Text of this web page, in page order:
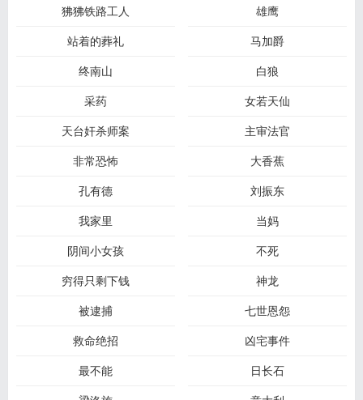
狒狒铁路工人
雄鹰
站着的葬礼
马加爵
终南山
白狼
采药
女若天仙
天台奸杀师案
主审法官
非常恐怖
大香蕉
孔有德
刘振东
我家里
当妈
阴间小女孩
不死
穷得只剩下钱
神龙
被逮捕
七世恩怨
救命绝招
凶宅事件
最不能
日长石